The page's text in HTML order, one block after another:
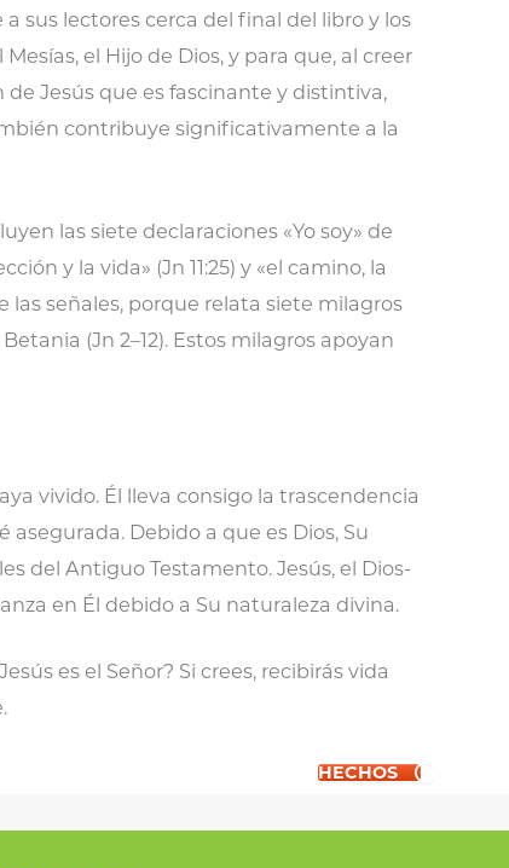
sus lectores cerca del final del libro y los
el Hijo de Dios, y para que, al creer
Jesús que es fascinante y distintiva,
contribuye significativamente a la
las siete declaraciones «Yo soy» de
y la vida» (Jn 11:25) y «el camino, la
las señales, porque relata siete milagros
(Jn 2–12). Estos milagros apoyan
vivido. Él lleva consigo la trascendencia
Debido a que es Dios, Su
del Antiguo Testamento. Jesús, el Dios-
en Él debido a Su naturaleza divina.
es el Señor? Si crees, recibirás vida
HECHOS